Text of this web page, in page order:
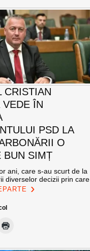
CRISTIAN
VEDE ÎN
PSD LA
O
BUN SIMȚ
ani, care s-au scurt de la
diverselor decizii prin care